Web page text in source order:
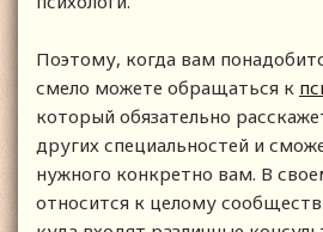
Поэтому, когда вам
смело можете обращаться к
который обязательно
других специальностей и
нужного конкретно вам. В
относится к целому